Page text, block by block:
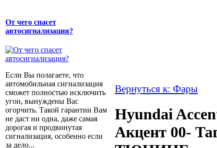
От чего спасет
автосигнализация?
Если Вы полагаете, что
автомобильная сигнализация
сможет полностью исключить
угон, вынуждены Вас
огорчить. Такой гарантии Вам
не даст ни одна, даже самая
дорогая и продвинутая
сигнализация, особенно если
за дело...
Вернуться к: Фары
Hyundai
Акцент 00-